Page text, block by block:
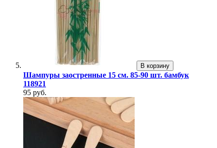
В корзину
Шампуры заостренные 15 см. 85-90 шт. бамбук
118921
95 руб.